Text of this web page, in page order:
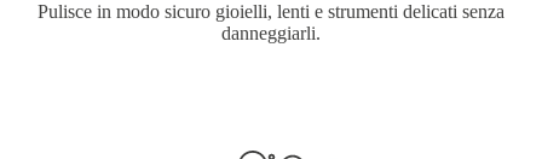
Pulisce in modo sicuro gioielli, lenti e strumenti delicati senza
danneggiarli.